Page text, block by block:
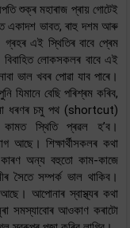
শুক্ৰ মহাৰাজ প্ৰায় গোটেই
একাদশ ভাবত, ৰাহু দশম আৰু
এই স্থিতিৰ বাবে প্ৰেম
লোকসকলৰ বাবে এই
ভাল খবৰ পোৱা যাব পাৰে।
যিমানে বেছি পৰিশ্ৰম কৰিব,
ধৰণৰ চমু পথ (shortcut)
স্থিতি প্ৰৱল হ’ব।
আছে। শিক্ষাৰ্থীসকলৰ কথা
কাৰণ অন্য বহুতো কাম-কাজে
সৈতে সম্পৰ্ক ভাল থাকিব।
আছে। আপোনাৰ স্বাস্থ্যৰ কথা
সমস্যাবোৰ আওকাণ কৰাটো